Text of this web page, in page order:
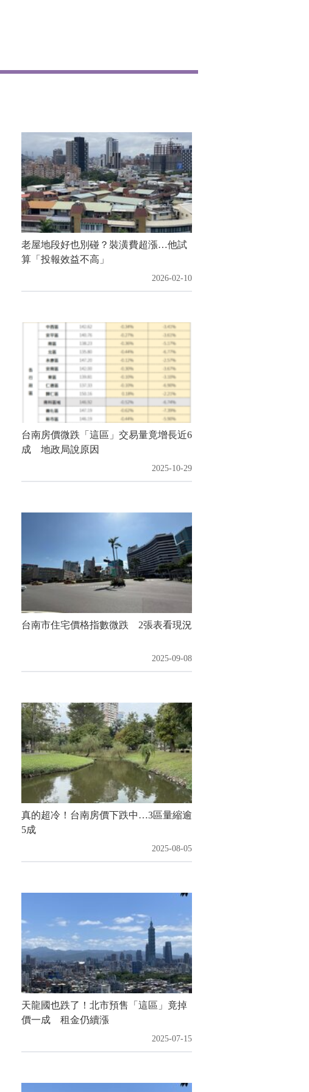
老屋地段好也別碰？裝潢費超漲…他試
算「投報效益不高」
2026-02-10
台南房價微跌「這區」交易量竟增長近6
成 地政局說原因
2025-10-29
台南市住宅價格指數微跌 2張表看現況
2025-09-08
真的超冷！台南房價下跌中…3區量縮逾
5成
2025-08-05
天龍國也跌了！北市預售「這區」竟掉
價一成 租金仍續漲
2025-07-15